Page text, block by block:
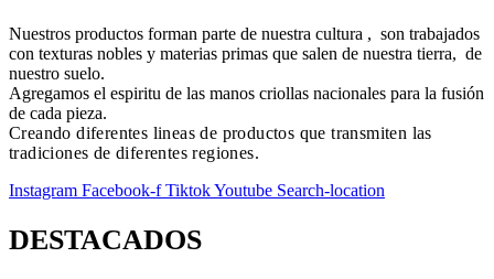
Nuestros productos forman parte de nuestra cultura , son trabajados
con texturas nobles y materias primas que salen de nuestra tierra, de
nuestro suelo.
Agregamos el espiritu de las manos criollas nacionales para la fusión
de cada pieza.
Creando diferentes lineas de productos que transmiten las
tradiciones de diferentes regiones.
Instagram Facebook-f TiktokYoutube Search-location
DESTACADOS